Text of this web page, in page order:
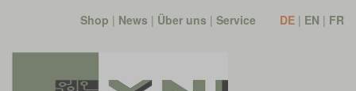
Shop | News | Über uns | Service DE | EN | FR